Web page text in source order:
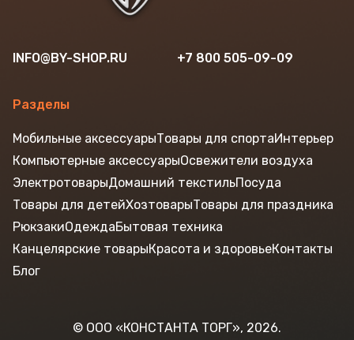
INFO@BY-SHOP.RU +7 800 505-09-09
Разделы
© ООО «КОНСТАНТА ТОРГ», 2026.
Мобильные аксессуарыТовары для спортаИнтерьер
Компьютерные аксессуарыОсвежители воздуха
ЭлектротоварыДомашний текстильПосуда
Товары для детейХозтоварыТовары для праздника
РюкзакиОдеждаБытовая техника
Канцелярские товарыКрасота и здоровьеКонтакты
Блог